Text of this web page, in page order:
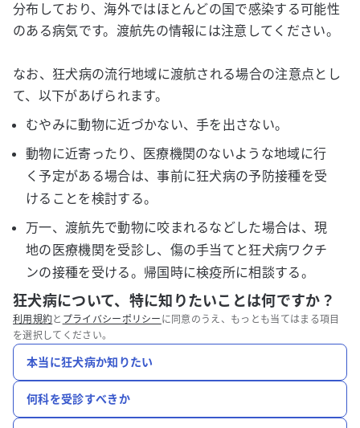
分布しており、海外ではほとんどの国で感染する可能性
のある病気です。渡航先の情報には注意してください。
なお、狂犬病の流行地域に渡航される場合の注意点とし
て、以下があげられます。
むやみに動物に近づかない、手を出さない。
動物に近寄ったり、医療機関のないような地域に行
く予定がある場合は、事前に狂犬病の予防接種を受
けることを検討する。
万一、渡航先で動物に咬まれるなどした場合は、現
地の医療機関を受診し、傷の手当てと狂犬病ワクチ
ンの接種を受ける。帰国時に検疫所に相談する。
狂犬病について、特に知りたいことは何ですか？
利用規約と プライバシーポリシー に同意のうえ、もっとも当てはまる項目
を選択してください。
本当に狂犬病か知りたい
何科を受診すべきか